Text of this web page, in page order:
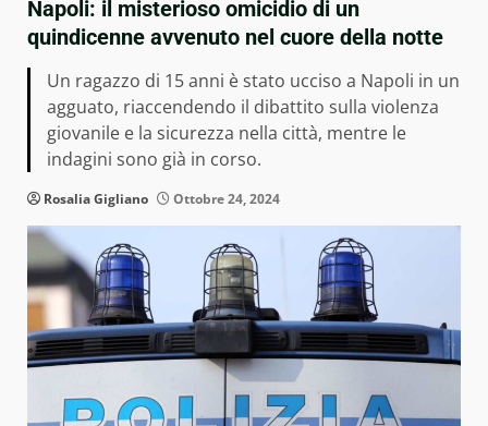
Napoli: il misterioso omicidio di un
quindicenne avvenuto nel cuore della notte
Un ragazzo di 15 anni è stato ucciso a Napoli in un
agguato, riaccendendo il dibattito sulla violenza
giovanile e la sicurezza nella città, mentre le
indagini sono già in corso.
Rosalia Gigliano Ottobre 24, 2024